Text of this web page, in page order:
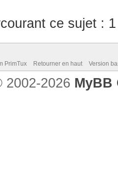
ce sujet :
PrimTux Retourner en haut Version
2002-2026 MyBB